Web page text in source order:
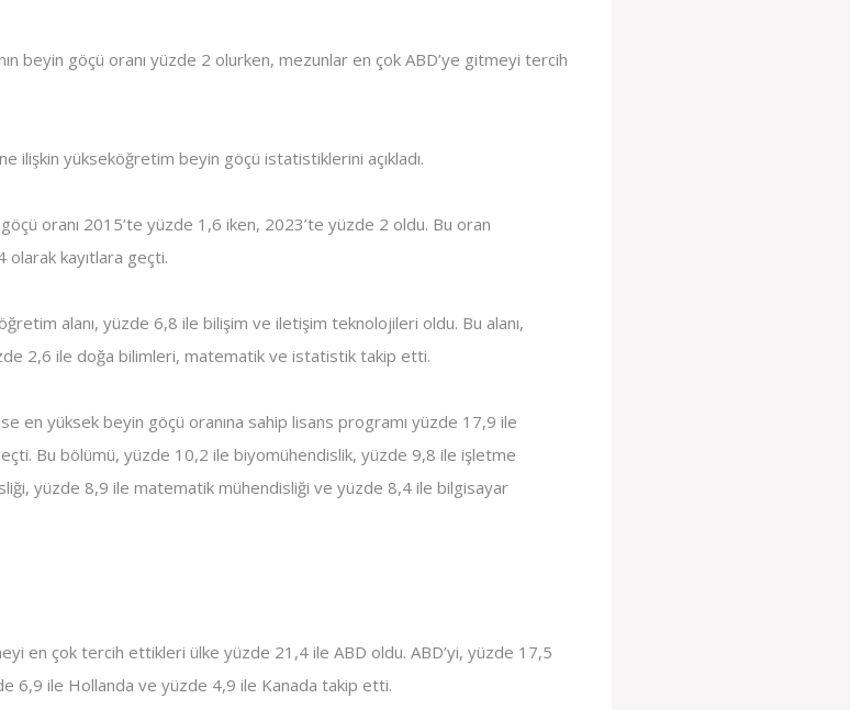
beyin göçü oranı yüzde 2 olurken, mezunlar en çok ABD’ye gitmeyi tercih
yükseköğretim beyin göçü istatistiklerini açıkladı.
oranı 2015’te yüzde 1,6 iken, 2023’te yüzde 2 oldu. Bu oran
kayıtlara geçti.
alanı, yüzde 6,8 ile bilişim ve iletişim teknolojileri oldu. Bu alanı,
2,6 ile doğa bilimleri, matematik ve istatistik takip etti.
en yüksek beyin göçü oranına sahip lisans programı yüzde 17,9 ile
Bu bölümü, yüzde 10,2 ile biyomühendislik, yüzde 9,8 ile işletme
yüzde 8,9 ile matematik mühendisliği ve yüzde 8,4 ile bilgisayar
en çok tercih ettikleri ülke yüzde 21,4 ile ABD oldu. ABD’yi, yüzde 17,5
6,9 ile Hollanda ve yüzde 4,9 ile Kanada takip etti.